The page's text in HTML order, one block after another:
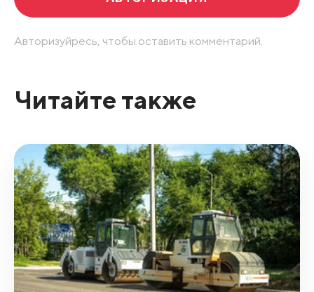
Авторизуйресь, чтобы оставить комментарий.
Читайте также